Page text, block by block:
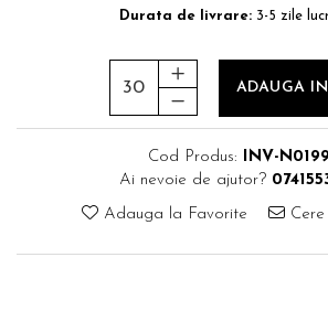
Durata de livrare:3-5 zile
ADAUGA
Cod Produs: INV-N0199
Ai nevoie de ajutor?
Adauga la Favorite